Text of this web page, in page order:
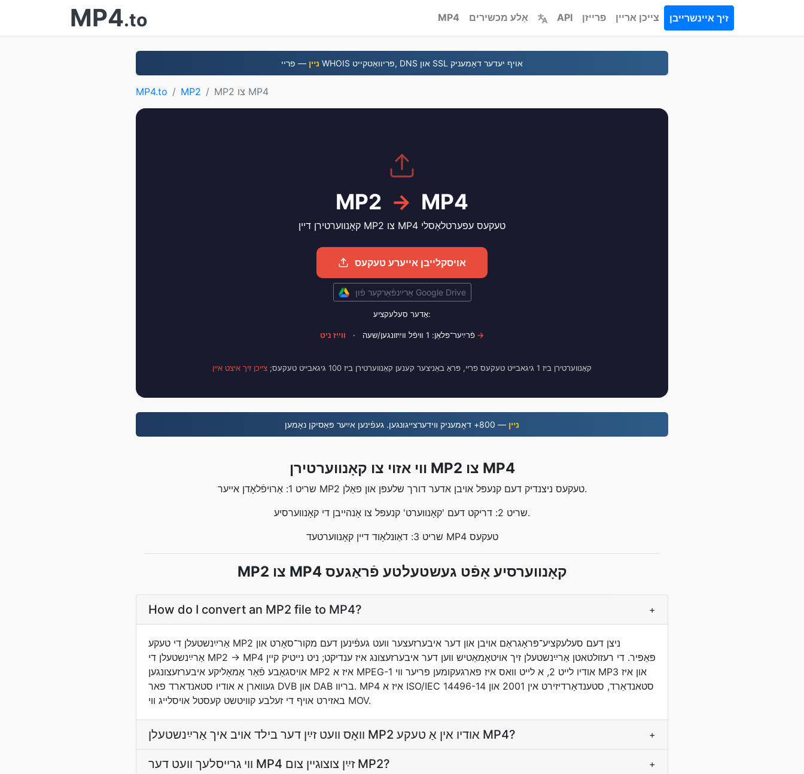
MP4.to MP4 אַלע מכשירים API פרייזן צייכן אריין זיך איינשרייבן
נײן — פריי WHOIS פּריוואַטקייט, DNS און SSL אויף יעדער דאָמעניק
MP4.to MP2 MP2 צו MP4
MP2 → MP4
קאָנווערטירן דיין MP2 צו MP4 טעקעס עפערטלאַסלי
אויסקלייבן אייערע טעקעס
אַרײַנפֿאַרקער פֿון Google Drive
אָדער סעלעקציע:
פֿרײַער־פּלאַן: 1 װיפֿל װײַזונגען/שעה · װײַז ניט →
קאָנווערטירן ביז 1 גיגאבייט טעקעס פריי, פּראָ באַניצער קענען קאָנווערטירן ביז 100 גיגאבייט טעקעס; צייכן זיך איצט איין
נײן — 800+ דאָמעניק װידערצײגונגען. געפֿינען אײַער פּאַסיקן נאָמען
ווי אזוי צו קאָנווערטירן MP2 צו MP4
שריט 1: אַרויפֿלאָדן אייער MP2 טעקעס ניצנדיק דעם קנעפּל אויבן אדער דורך שלעפּן און פאַלן.
שריט 2: דריקט דעם 'קאָנווערט' קנעפּל צו אָנהייבן די קאָנווערסיע.
שריט 3: דאַונלאָוד דיין קאָנווערטעד MP4 טעקעס
MP2 צו MP4 קאָנווערסיע אָפֿט געשטעלטע פֿראַגעס
How do I convert an MP2 file to MP4? +
אַרײַנשטעלן די טעקע MP2 ניצן דעם סעלעקציע־פּראָגראַם אויבן און דער איבערזעצער וועט געפֿינען דעם מקור־סאָרט און
אַרײַנשטעלן די MP2 → MP4 פּאַפּיר. די רעזולטאטן אַרײַנשטעלן זיך אויטאָמאַטיש װען דער איבערזעצונג איז ענדיקט; ניט נייטיק קיין
אױסגאַבע פֿאַר אַמאָליקע איבערזעצונגען MP2 איז א MPEG-1 אודיו לייט 2, א לייט וואס איז פארגעקומען פריער ווי MP3 און איז
געווארן א אודיו סטאנדארד פאר DVB און DAB בריוו. MP4 איז א ISO/IEC 14496-14 סטאנדאַרד, סטענדאַרדיזירט אין 2001 און
באזירט אויף די זעלבע קוויטשט קעסטל אויסלייג ווי MOV.
וואָס וועט זײַן דער בילד אױב איך אַרײַנשטעלן MP2 אודיו אין אַ טעקע MP4? +
ווי גרײסלעך װעט דער MP4 זײַן צוצוגײן צום MP2? +